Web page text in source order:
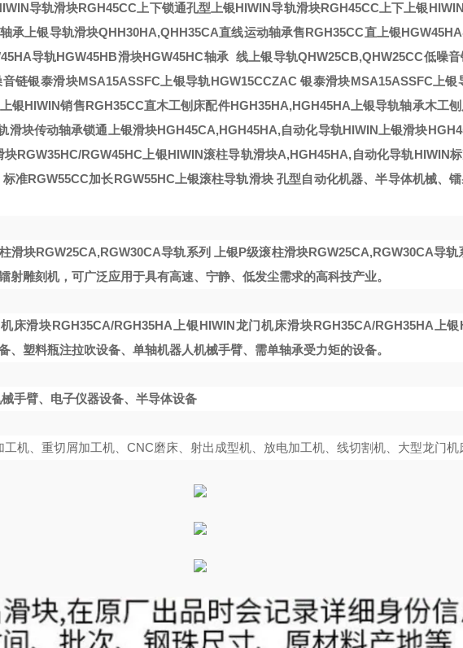
导轨滑块RGH45CC上下锁通孔型 上银HIWIN导轨滑块RGH45CC上下 上银
承 上银导轨滑块QHH30HA,QHH35CA直线运动轴承售RGH35CC直上银
导轨HGW45HB滑块HGW45HC轴承 线 上银导轨QHW25CB,QHW25CC低噪
音链银泰滑块MSA15ASSFC上银导轨HGW15CCZAC 银泰滑块MSA15ASSFC上银
上银HIWIN销售RGH35CC直木工刨床配件HGH35HA,HGH45HA上银导轨轴承木工
滑块传动轴承锁通 上银滑块HGH45CA,HGH45HA,自动化导轨HIWIN 上银滑块
块RGW35HC/RGW45HC上银HIWIN滚柱导轨滑块A,HGH45HA,自动化导轨HIWIN
标准RGW55CC加长RGW55HC上银滚柱导轨滑块孔型自动化机器、半导体机械、
滑块RGW25CA,RGW30CA导轨系列 上银P级滚柱滑块RGW25CA,RGW30CA导轨
射雕刻机，可广泛应用于具有高速、宁静、低发尘需求的高科技产业。
床滑块RGH35CA/RGH35HA上银HIWIN龙门机床滑块RGH35CA/RGH35HA上银
、塑料瓶注拉吹设备、单轴机器人机械手臂、需单轴承受力矩的设备。
手臂、电子仪器设备、半导体设备
机、重切屑加工机、CNC磨床、射出成型机、放电加工机、线切割机、大型龙门机